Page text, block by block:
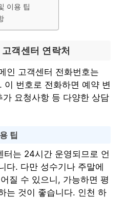
이용 팁
객센터 연락처
인 고객센터 전화번호는
번호로 전화하면 예약 변
요청사항 등 다양한 상담
팁
터는 24시간 운영되므로 언
다. 다만 성수기나 주말에
질 수 있으니, 가능하면 평
는 것이 좋습니다. 인천 하